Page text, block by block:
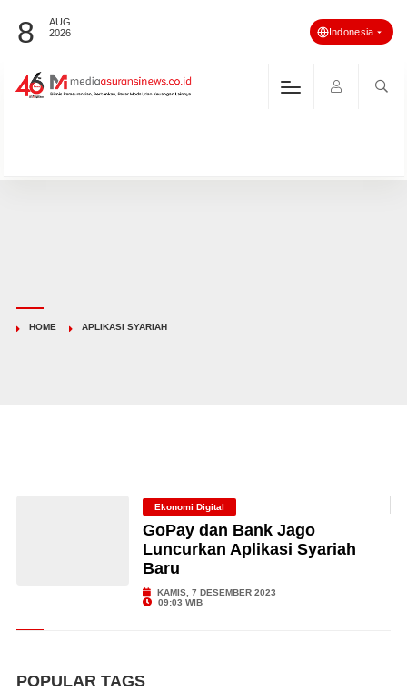
8
AUG
2026
Indonesia
HOME APLIKASI SYARIAH
Ekonomi Digital
GoPay dan Bank Jago
Luncurkan Aplikasi Syariah
Baru
KAMIS, 7 DESEMBER 2023
09:03 WIB
POPULAR TAGS